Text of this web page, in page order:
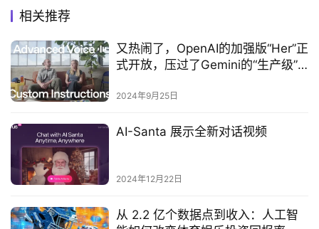
相关推荐
又热闹了，OpenAI的加强版“Her”正
式开放，压过了Gemini的“生产级”
2024年9月25日
AI-Santa 展示全新对话视频
2024年12月22日
从 2.2 亿个数据点到收入：人工智